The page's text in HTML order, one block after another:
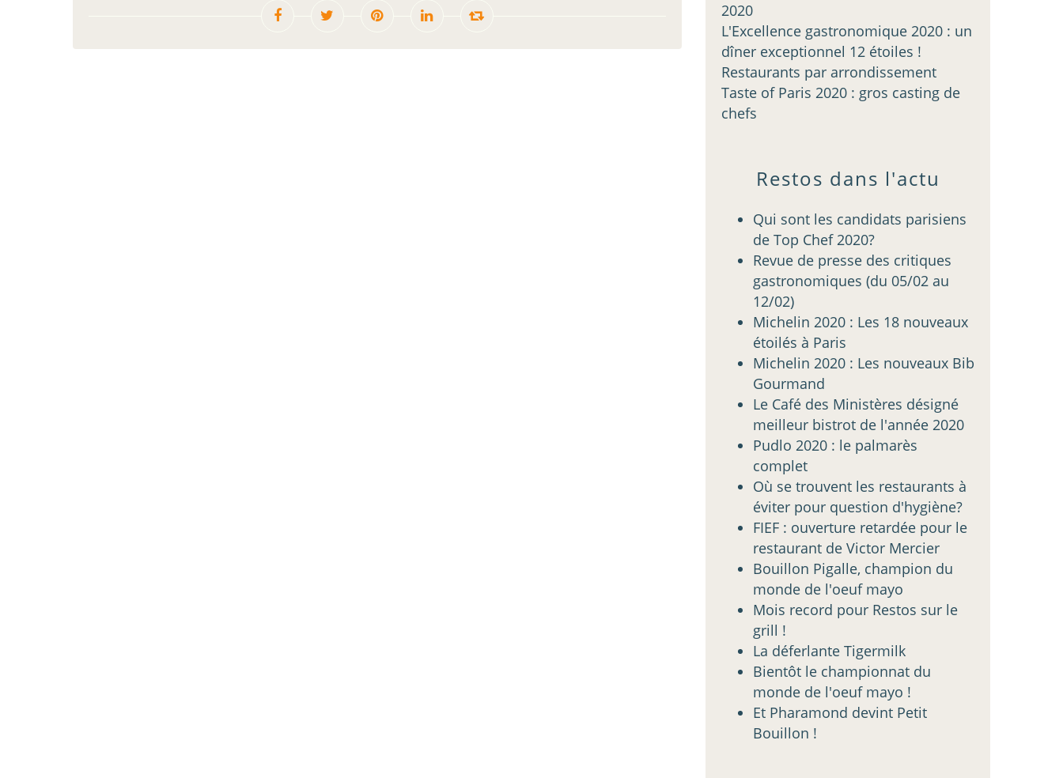
2020
L'Excellence gastronomique 2020 : un
dîner exceptionnel 12 étoiles !
Restaurants par arrondissement
Taste of Paris 2020 : gros casting de
chefs
Restos dans l'actu
Qui sont les candidats parisiens
de Top Chef 2020?
Revue de presse des critiques
gastronomiques (du 05/02 au
12/02)
Michelin 2020 : Les 18 nouveaux
étoilés à Paris
Michelin 2020 : Les nouveaux Bib
Gourmand
Le Café des Ministères désigné
meilleur bistrot de l'année 2020
Pudlo 2020 : le palmarès
complet
Où se trouvent les restaurants à
éviter pour question d'hygiène?
FIEF : ouverture retardée pour le
restaurant de Victor Mercier
Bouillon Pigalle, champion du
monde de l'oeuf mayo
Mois record pour Restos sur le
grill !
La déferlante Tigermilk
Bientôt le championnat du
monde de l'oeuf mayo !
Et Pharamond devint Petit
Bouillon !